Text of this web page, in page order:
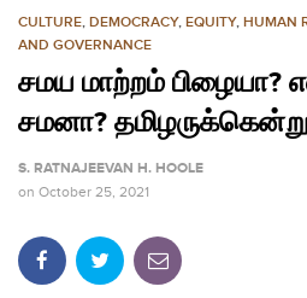
CULTURE, DEMOCRACY, EQUITY, HUMAN
AND GOVERNANCE
சமய மாற்றம் பிழையா?
சமனா?
S. RATNAJEEVAN H. HOOLE
on October 25, 2021